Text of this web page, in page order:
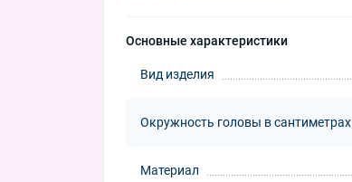
Основные характеристики
Вид изделия
Окружность головы в сантиметрах
Материал